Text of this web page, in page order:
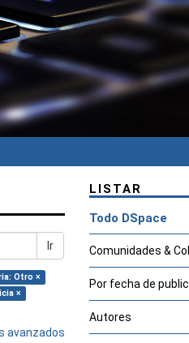
Ir
Otro ×
×
avanzados
LISTAR
Todo DSpace
Comunidades &
Por fecha de
Autores